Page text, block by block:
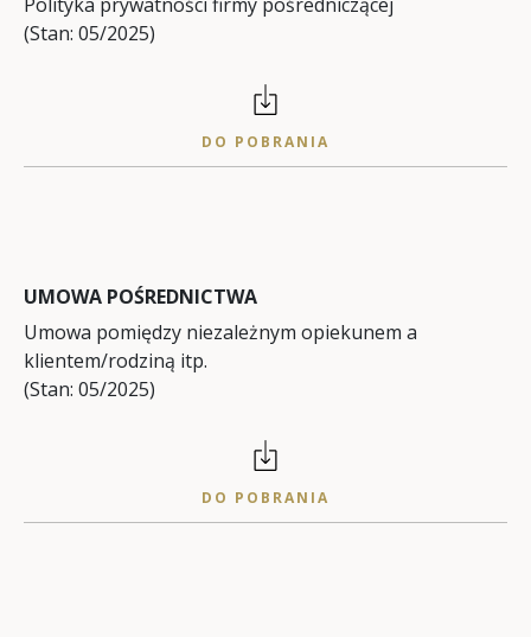
(Stan: 05/2025)
DO POBRANIA
UMOWA POŚREDNICTWA
Umowa pomiędzy niezależnym opiekunem a
klientem/rodziną itp.
(Stan: 05/2025)
DO POBRANIA